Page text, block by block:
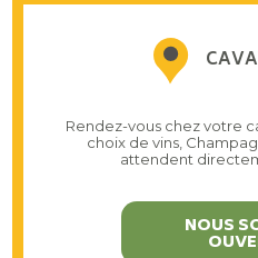
Rendez-vous chez votre
choix de vins,
attendent
NOUS